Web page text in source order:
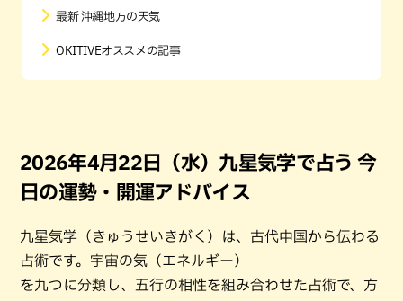
最新 沖縄地方の天気
OKITIVEオススメの記事
2026年4月22日（水）九星気学で占う 今
日の運勢・開運アドバイス
九星気学（きゅうせいきがく）は、古代中国から伝わる
占術です。宇宙の気（エネルギー）
を九つに分類し、五行の相性を組み合わせた占術で、方